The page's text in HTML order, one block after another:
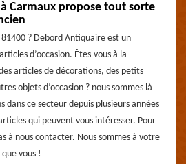
Carmaux propose tout sorte
? Debord Antiquaire est un
d’occasion. Êtes-vous à la
articles de décorations, des petits
objets d’occasion ? nous sommes là
dans ce secteur depuis plusieurs années
qui peuvent vous intéresser. Pour
à nous contacter. Nous sommes à votre
vous !